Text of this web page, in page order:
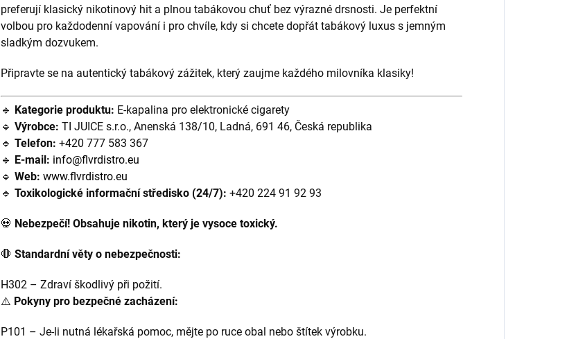
preferují klasický nikotinový hit a plnou tabákovou chuť bez výrazné drsnosti. Je perfektní
volbou pro každodenní vapování i pro chvíle, kdy si chcete dopřát tabákový luxus s jemným
sladkým dozvukem.
Připravte se na autentický tabákový zážitek, který zaujme každého milovníka klasiky!
🔹 Kategorie produktu: E-kapalina pro elektronické cigarety
🔹 Výrobce: TI JUICE s.r.o., Anenská 138/10, Ladná, 691 46, Česká republika
🔹 Telefon: +420 777 583 367
🔹 E-mail: info@flvrdistro.eu
🔹 Web: www.flvrdistro.eu
🔹 Toxikologické informační středisko (24/7): +420 224 91 92 93
💀 Nebezpečí! Obsahuje nikotin, který je vysoce toxický.
🛑 Standardní věty o nebezpečnosti:
H302 – Zdraví škodlivý při požití.
⚠️ Pokyny pro bezpečné zacházení:
P101 – Je-li nutná lékařská pomoc, mějte po ruce obal nebo štítek výrobku.